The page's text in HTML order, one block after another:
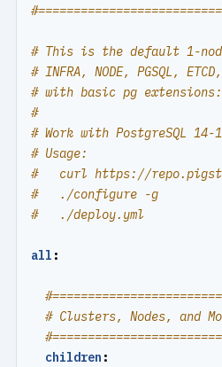
# This is the default 1-
# INFRA, NODE, PGSQL,
# with basic pg
#
# Work with PostgreSQL
# Usage:
#   curl https://
#   ./configure -g
#   ./deploy.yml
all :
# Clusters, Nodes, and
children :